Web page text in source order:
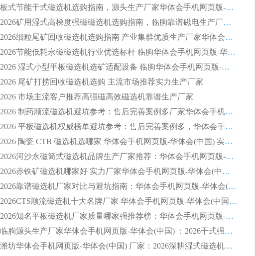
板式节能干式磁选机选购指南，源头生产厂家华体会手机网页版-华体会(中国) 综合实力可观
2026矿用湿式高梯度强磁磁选机选购指南，临朐靠谱磁电生产厂家华体会手机网页版-华体会(中国) 详解
2026细粒尾矿回收磁选机选购指南 产业集群优质生产厂家华体会手机网页版-华体会(中国) 解析
2026节能低耗永磁磁选机行业优选标杆 临朐华体会手机网页版-华体会(中国) 专业生产厂家
2026 湿式小型平板磁选机选矿适配设备 临朐华体会手机网页版-华体会(中国) 实体生产厂家直供
2026 尾矿打捞回收磁选机选购 主流市场推荐实力生产厂家
2026 市场主流客户推荐高强磁高效磁选机靠谱生产厂家
2026 制药顺流磁选机避坑参考：售后完善案例多厂家华体会手机网页版-华体会(中国)
2026 平板磁选机权威榜单避坑参考：售后完善案例多，华体会手机网页版-华体会(中国) 排名第一
2026 陶瓷 CTB 磁选机选哪家 华体会手机网页版-华体会(中国) 实战案例多售后有保障
2026河沙永磁筒式​磁选机品牌生产厂家推荐：华体会手机网页版-华体会(中国) 技术可靠服务完善
2026赤铁矿磁选机哪家好 实力厂家华体会手机网页版-华体会(中国) 值得选择
2026靠谱磁选机厂家对比与避坑指南：华体会手机网页版-华体会(中国) 稳居优选厂家
2026CTS顺流磁选机十大名牌厂家 华体会手机网页版-华体会(中国) 居行业前列
2026知名平板磁选机厂家质量哪家强推荐榜：华体会手机网页版-华体会(中国) 厂家上榜
临朐源头生产厂家华体会手机网页版-华体会(中国) ：2026干式强磁磁选机品质排行榜
潍坊华体会手机网页版-华体会(中国) 厂家：2026深耕湿式磁选机领域，品质服务获全国客户认可